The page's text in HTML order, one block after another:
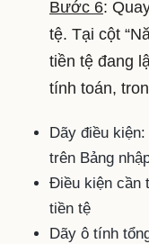
Bước 6:
tệ. Tại cột
tiền tệ đang
tính toán,
Dãy điều
trên Bảng
Điều kiện cần
tiền tệ
Dãy ô tính